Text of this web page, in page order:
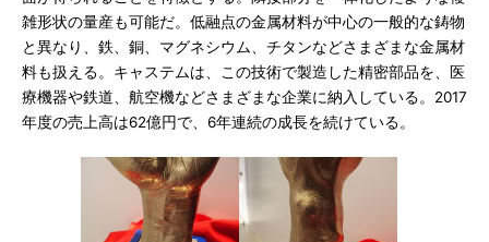
雑形状の量産も可能だ。低融点の金属材料が中心の一般的な鋳物
と異なり、鉄、銅、マグネシウム、チタンなどさまざまな金属材
料も扱える。キャステムは、この技術で製造した精密部品を、医
療機器や鉄道、航空機などさまざまな企業に納入している。2017
年度の売上高は62億円で、6年連続の成長を続けている。